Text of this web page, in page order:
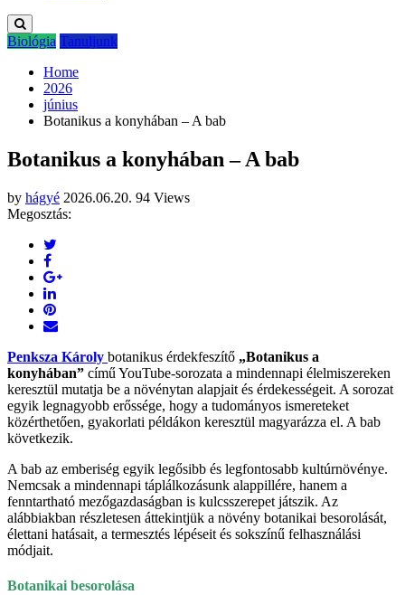
Biológia Tanuljunk
Home
2026
június
Botanikus a konyhában – A bab
Botanikus a konyhában – A bab
by hágyé 2026.06.20. 94 Views
Megosztás:
Penksza Károly botanikus érdekfeszítő „Botanikus a
konyhában” című YouTube-sorozata a mindennapi élelmiszereken
keresztül mutatja be a növénytan alapjait és érdekességeit. A sorozat
egyik legnagyobb erőssége, hogy a tudományos ismereteket
közérthetően, gyakorlati példákon keresztül magyarázza el. A bab
következik.
A bab az emberiség egyik legősibb és legfontosabb kultúrnövénye.
Nemcsak a mindennapi táplálkozásunk alappillére, hanem a
fenntartható mezőgazdaságban is kulcsszerepet játszik. Az
alábbiakban részletesen áttekintjük a növény botanikai besorolását,
élettani hatásait, a termesztés lépéseit és sokszínű felhasználási
módjait.
Botanikai besorolása